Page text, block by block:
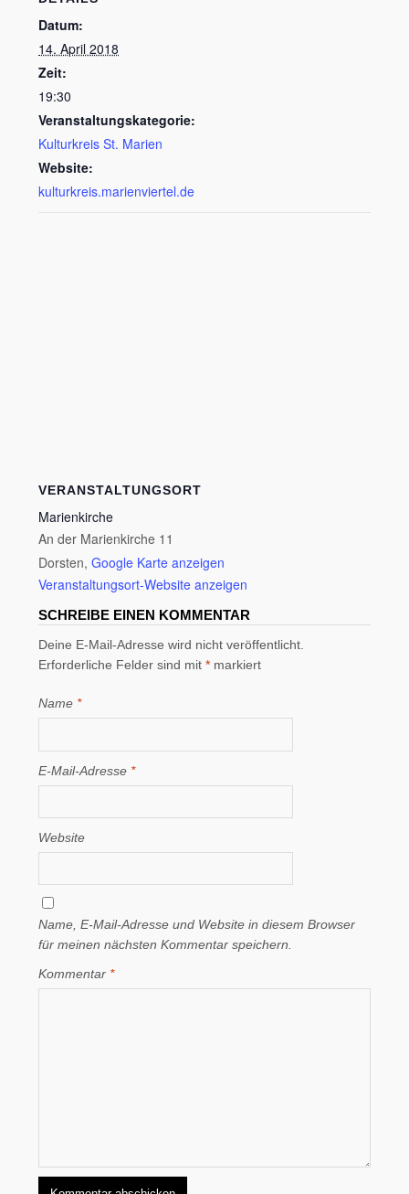
Datum:
14. April 2018
Zeit:
19:30
Veranstaltungskategorie:
Kulturkreis St. Marien
Website:
kulturkreis.marienviertel.de
VERANSTALTUNGSORT
Marienkirche
An der Marienkirche 11
Dorsten, Google Karte anzeigen
Veranstaltungsort-Website anzeigen
SCHREIBE EINEN KOMMENTAR
Deine E-Mail-Adresse wird nicht veröffentlicht.
Erforderliche Felder sind mit* markiert
Name *
E-Mail-Adresse *
Website
Name, E-Mail-Adresse und Website in diesem Browser
für meinen nächsten Kommentar speichern.
Kommentar *